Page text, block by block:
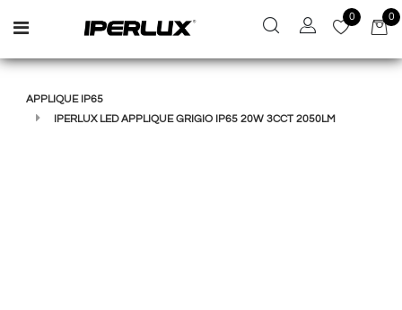
Open menu
0 0
APPLIQUE IP65
IPERLUX LED APPLIQUE GRIGIO IP65 20W 3CCT 2050LM